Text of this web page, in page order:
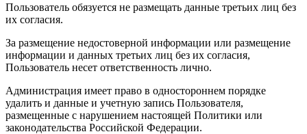
Пользователь обязуется не размещать данные третьих лиц без
их согласия.
За размещение недостоверной информации или размещение
информации и данных третьих лиц без их согласия,
Пользователь несет ответственность лично.
Администрация имеет право в одностороннем порядке
удалить и данные и учетную запись Пользователя,
размещенные с нарушением настоящей Политики или
законодательства Российской Федерации.